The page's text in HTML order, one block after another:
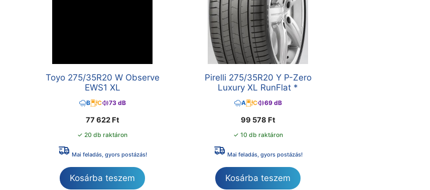
Toyo 275/35R20 W Observe
EWS1 XL
B C 73 dB
77 622 Ft
✓ 20 db raktáron
Mai feladás, gyors postázás!
Kosárba teszem
Pirelli 275/35R20 Y P-Zero
Luxury XL RunFlat *
A C 69 dB
99 578 Ft
✓ 10 db raktáron
Mai feladás, gyors postázás!
Kosárba teszem